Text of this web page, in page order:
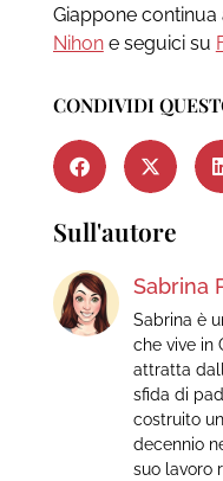
Giappone
Nihon e seguici su
CONDIVIDI
Sull'autore
Sabrina
Sabrina è
che vive in
attratta
sfida di
costruito
decennio
suo lavoro